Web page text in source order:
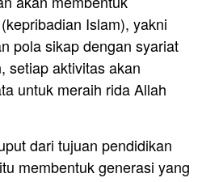
Islam), yakni
pola sikap dengan syariat
setiap aktivitas akan
untuk meraih rida Allah
dari tujuan pendidikan
membentuk generasi yang